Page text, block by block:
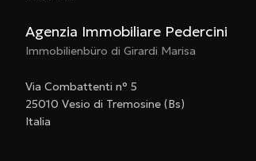
Agenzia Immobiliare Pedercini
Immobilienbüro di Girardi Marisa
Via Combattenti n° 5
25010 Vesio di Tremosine (Bs)
Italia